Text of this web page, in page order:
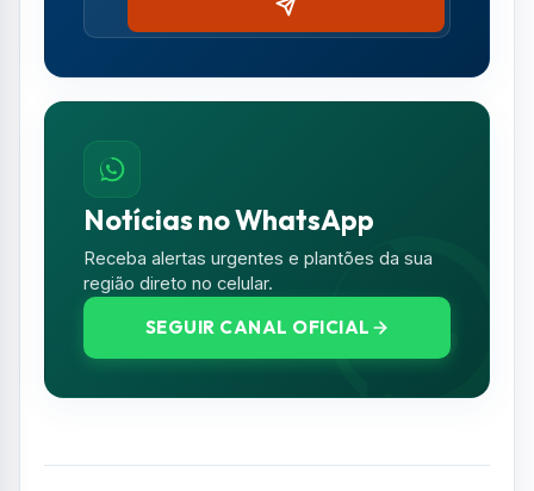
Notícias no WhatsApp
Receba alertas urgentes e plantões da sua
região direto no celular.
SEGUIR CANAL OFICIAL